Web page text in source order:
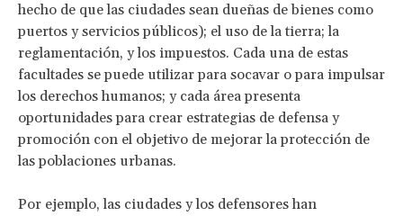
hecho de que las ciudades sean dueñas de bienes como
puertos y servicios públicos); el uso de la tierra; la
reglamentación, y los impuestos. Cada una de estas
facultades se puede utilizar para socavar o para impulsar
los derechos humanos; y cada área presenta
oportunidades para crear estrategias de defensa y
promoción con el objetivo de mejorar la protección de
las poblaciones urbanas.
Por ejemplo, las ciudades y los defensores han